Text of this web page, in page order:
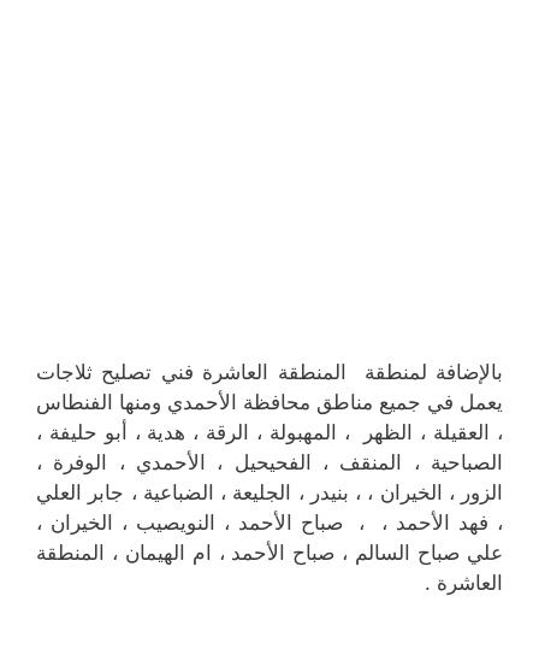
بالإضافة لمنطقة المنطقة العاشرة فني تصليح ثلاجات
يعمل في جميع مناطق محافظة الأحمدي ومنها الفنطاس
، العقيلة ، الظهر ، المهبولة ، الرقة ، هدية ، أبو حليفة ،
الصباحية ، المنقف ، الفحيحيل ، الأحمدي ، الوفرة ،
الزور ، الخيران ، ، بنيدر ، الجليعة ، الضباعية ، جابر العلي
، فهد الأحمد ، ، صباح الأحمد ، النويصيب ، الخيران ،
علي صباح السالم ، صباح الأحمد ، ام الهيمان ، المنطقة
العاشرة .